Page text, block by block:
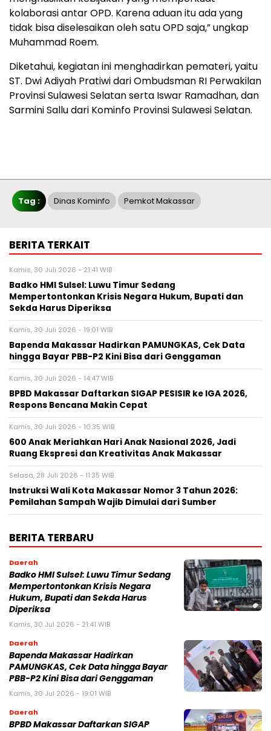
kolaborasi antar OPD. Karena aduan itu ada yang
tidak bisa diselesaikan oleh satu OPD saja,” ungkap
Muhammad Roem.
Diketahui, kegiatan ini menghadirkan pemateri, yaitu
ST. Dwi Adiyah Pratiwi dari Ombudsman RI Perwakilan
Provinsi Sulawesi Selatan serta Iswar Ramadhan, dan
Sarmini Sallu dari Kominfo Provinsi Sulawesi Selatan.
Tag : Dinas Kominfo Pemkot Makassar
BERITA TERKAIT
Kamis, 30 Juli 2026 - 21:41 WIB
Badko HMI Sulsel: Luwu Timur Sedang
Mempertontonkan Krisis Negara Hukum, Bupati dan
Sekda Harus Diperiksa
Kamis, 30 Juli 2026 - 19:01 WIB
Bapenda Makassar Hadirkan PAMUNGKAS, Cek Data
hingga Bayar PBB-P2 Kini Bisa dari Genggaman
Kamis, 30 Juli 2026 - 14:47 WIB
BPBD Makassar Daftarkan SIGAP PESISIR ke IGA 2026,
Respons Bencana Makin Cepat
Kamis, 30 Juli 2026 - 10:35 WIB
600 Anak Meriahkan Hari Anak Nasional 2026, Jadi
Ruang Ekspresi dan Kreativitas Anak Makassar
Selasa, 28 Juli 2026 - 11:35 WIB
Instruksi Wali Kota Makassar Nomor 3 Tahun 2026:
Pemilahan Sampah Wajib Dimulai dari Sumber
BERITA TERBARU
Daerah
Badko HMI Sulsel: Luwu Timur Sedang
Mempertontonkan Krisis Negara
Hukum, Bupati dan Sekda Harus
Diperiksa
Kamis, 30 Jul 2026 - 21:41 WIB
Daerah
Bapenda Makassar Hadirkan
PAMUNGKAS, Cek Data hingga Bayar
PBB-P2 Kini Bisa dari Genggaman
Kamis, 30 Jul 2026 - 19:01 WIB
Daerah
BPBD Makassar Daftarkan SIGAP